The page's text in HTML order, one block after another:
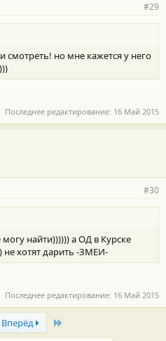
#29
но мне кажется у него
Последнее редактирование: 16 Май 2015
#30
найти)))))) а ОД в Курске
не хотят дарить -ЗМЕИ-
Последнее редактирование: 16 Май 2015
Вперёд Last